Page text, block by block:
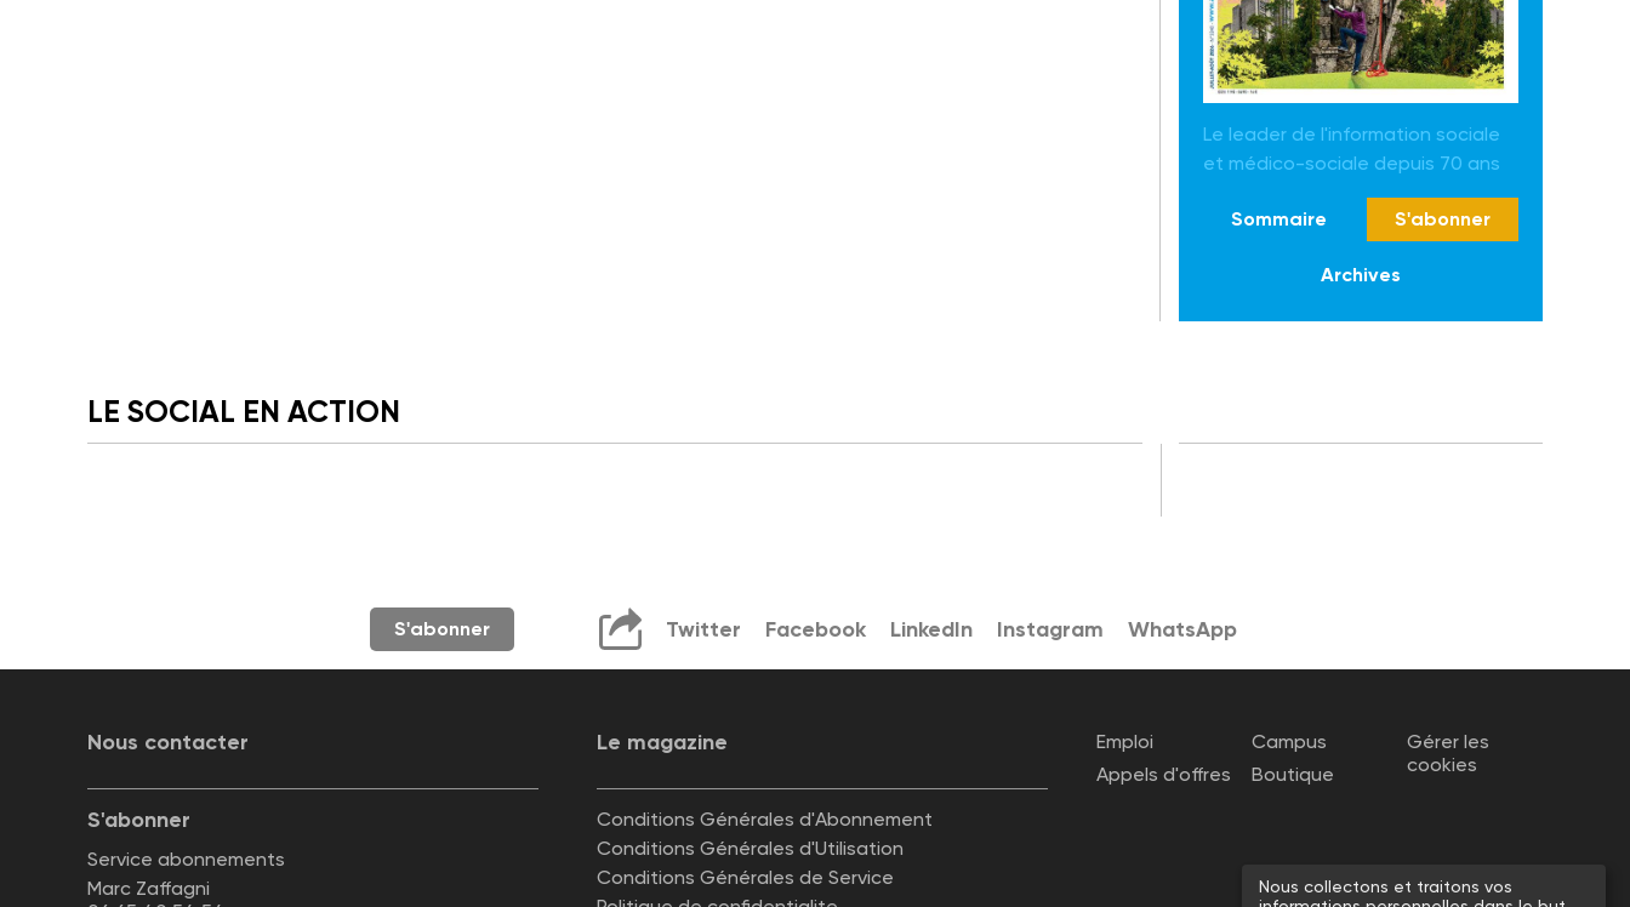
Le leader de l'information sociale
et médico-sociale depuis 70 ans
Sommaire S'abonner
Archives
LE SOCIAL EN ACTION
S'abonner Twitter Facebook LinkedIn Instagram WhatsApp
Nous contacter Le magazine
S'abonner
Service abonnements
Marc Zaffagni
Conditions Générales d'Abonnement
Conditions Générales d'Utilisation
Conditions Générales de Service
Emploi
Appels d'offres
Campus
Boutique
Gérer les
cookies
Nous collectons et traitons vos